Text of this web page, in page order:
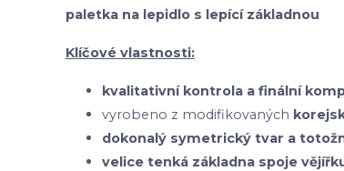
paletka na lepidlo s lepící základnou
Klíčové vlastnosti:
kvalitativní kontrola a finální
vyrobeno z modifikovaných
dokonalý symetrický tvar a
velice tenká základna spoje